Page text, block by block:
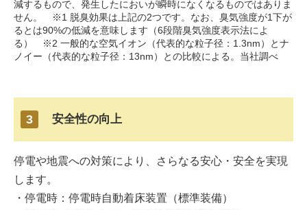
減するもので、発生したにおいが瞬時になくなるものではありま
せん。 ※1 脱臭効果は上記の2つです。なお、臭気強度が1下が
るとは90%の低減を意味します（6段階臭気強度表示法によ
る） ※2 一般的な空気イオン（代表的な粒子径：1.3nm）とナ
ノイー（代表的な粒子径：13nm）との比較による。当社調べ
3 安全性の向上
停電や地震への対策により、さらなる安心・安全を実現
します。
・停電時：停電時自動着床装置（標準装備）